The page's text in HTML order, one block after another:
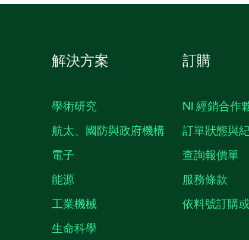
解決方案
學術研究
航太、國防與政府機構
電子
能源
工業機械
生命科學
訂購
NI 經銷合作
訂單狀態與
查詢報價單
服務條款
依料號訂購